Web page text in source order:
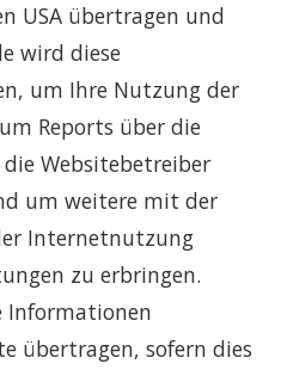
USA übertragen und
wird diese
um Ihre Nutzung der
Reports über die
Websitebetreiber
um weitere mit der
Internetnutzung
zu erbringen.
Informationen
übertragen, sofern dies